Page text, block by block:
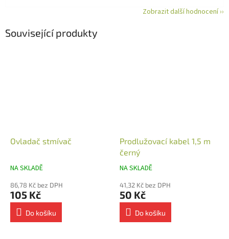
Zobrazit další hodnocení ››
Související produkty
Ovladač stmívač
NA SKLADĚ
86,78 Kč bez DPH
105 Kč
Do košíku
Prodlužovací kabel 1,5 m
černý
NA SKLADĚ
41,32 Kč bez DPH
50 Kč
Do košíku